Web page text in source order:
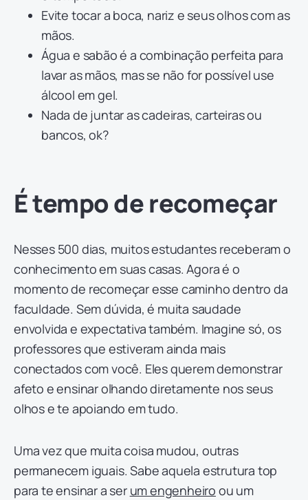
Evite tocar a boca, nariz e seus olhos com as
mãos.
Água e sabão é a combinação perfeita para
lavar as mãos, mas se não for possível use
álcool em gel.
Nada de juntar as cadeiras, carteiras ou
bancos, ok?
É tempo de recomeçar
Nesses 500 dias, muitos estudantes receberam o
conhecimento em suas casas. Agora é o
momento de recomeçar esse caminho dentro da
faculdade. Sem dúvida, é muita saudade
envolvida e expectativa também. Imagine só, os
professores que estiveram ainda mais
conectados com você. Eles querem demonstrar
afeto e ensinar olhando diretamente nos seus
olhos e te apoiando em tudo.
Uma vez que muita coisa mudou, outras
permanecem iguais. Sabe aquela estrutura top
para te ensinar a ser um engenheiro ou um